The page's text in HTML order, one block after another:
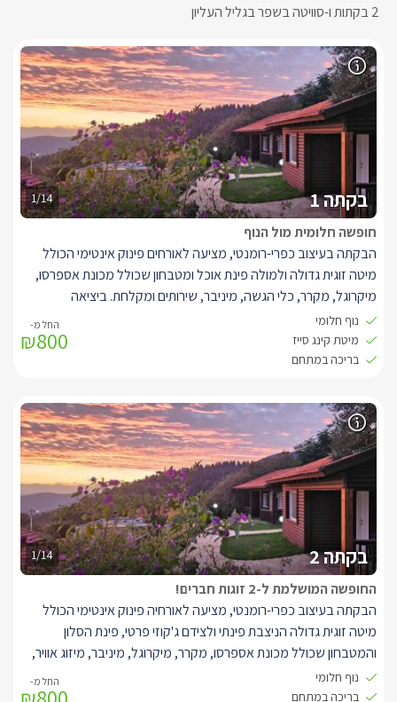
2 בקתות ו-סוויטה בשפר בגליל העליון
1/14 בקתה 1
חופשה חלומית מול הנוף
הבקתה בעיצוב כפרי-רומנטי, מציעה לאורחים פינוק אינטימי הכולל
מיטה זוגית גדולה ולמולה פינת אוכל ומטבחון שכולל מכונת אספרסו,
מיקרוגל, מקרר, כלי הגשה, מיניבר, שירותים ומקלחת. ביציאה
מהבקתה תיהנו מהמרפסת הפרטית המפנקת ומפינת ישיבה מול נוף
גלילי מרהיב ביופיו. מתחם הגן החיצוני משותף לשתי הבקתות המתחם
מציע בריכה ענקית ומפנקת עם מיטות שיזוף, המסתתרת בין חורשים
נוף חלומי
מיטת קינג סייז
בריכה במתחם
₪800
1/14 בקתה 2
החופשה המושלמת ל-2 זוגות חברים!
הבקתה בעיצוב כפרי-רומנטי, מציעה לאורחיה פינוק אינטימי הכולל
מיטה זוגית גדולה הניצבת פינתי ולצידם ג'קוזי פרטי, פינת הסלון
והמטבחון שכולל מכונת אספרסו, מקרר, מיקרוגל, מיניבר, מיזוג אוויר,
תוכלו לצאת אל המרפסת הפרטית המפנקת וליהנות מפינת ישיבה מול
נוף גלילי מרהיב ביופיו. מתחם הגן החיצוני הינו משותף לשתי הבקתות
נוף חלומי
בריכה במתחם